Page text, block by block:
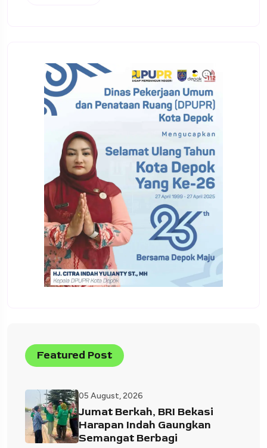
Featured Post
05 August, 2026
Jumat Berkah, BRI Bekasi
Harapan Indah Gaungkan
Semangat Berbagi